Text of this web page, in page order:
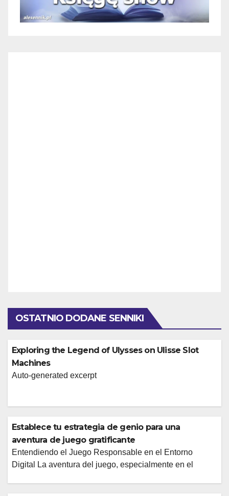
OSTATNIO DODANE SENNIKI
Exploring the Legend of Ulysses on Ulisse Slot
Machines
Auto-generated excerpt
Establece tu estrategia de genio para una
aventura de juego gratificante
Entendiendo el Juego Responsable en el Entorno
Digital La aventura del juego, especialmente en el